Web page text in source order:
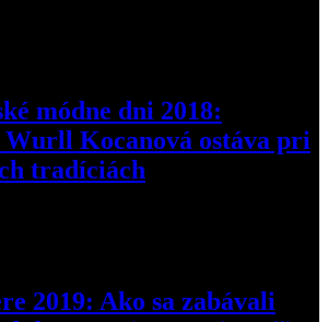
módne dni 2018:
Wurll Kocanová ostáva pri
tradíciách
2019: Ako sa zabávali